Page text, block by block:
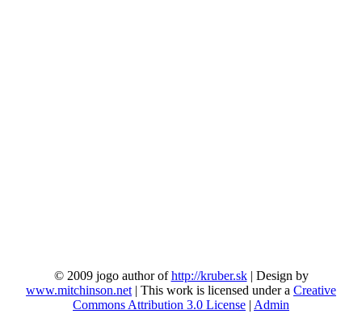
© 2009 jogo author ofhttp://kruber.sk| Design by
www.mitchinson.net | This work is licensed under a Creative
Commons Attribution 3.0 License | Admin